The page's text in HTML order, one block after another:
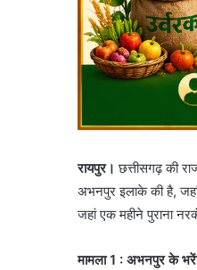
रायपुर। छत्तीसगढ़ की
अभनपुर इलाके की है,
जहां एक महीने पुराना
मामला 1 : अभनपुर के